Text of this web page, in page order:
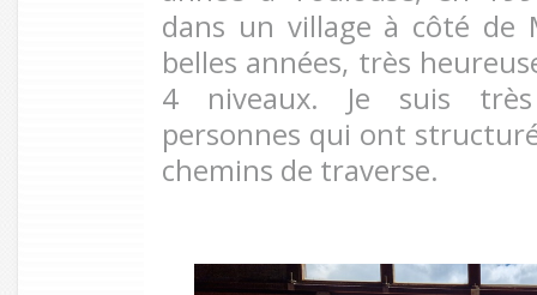
dans un village à côté de
belles années, très
4 niveaux. Je suis très
personnes qui ont
chemins de traverse.